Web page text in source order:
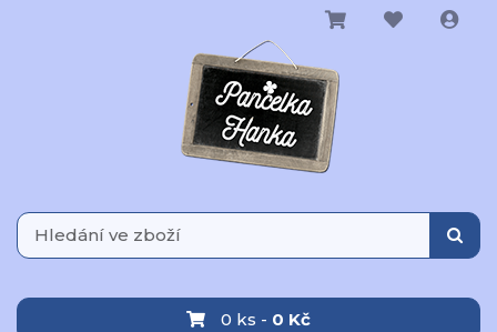
0 ks - 0 Kč